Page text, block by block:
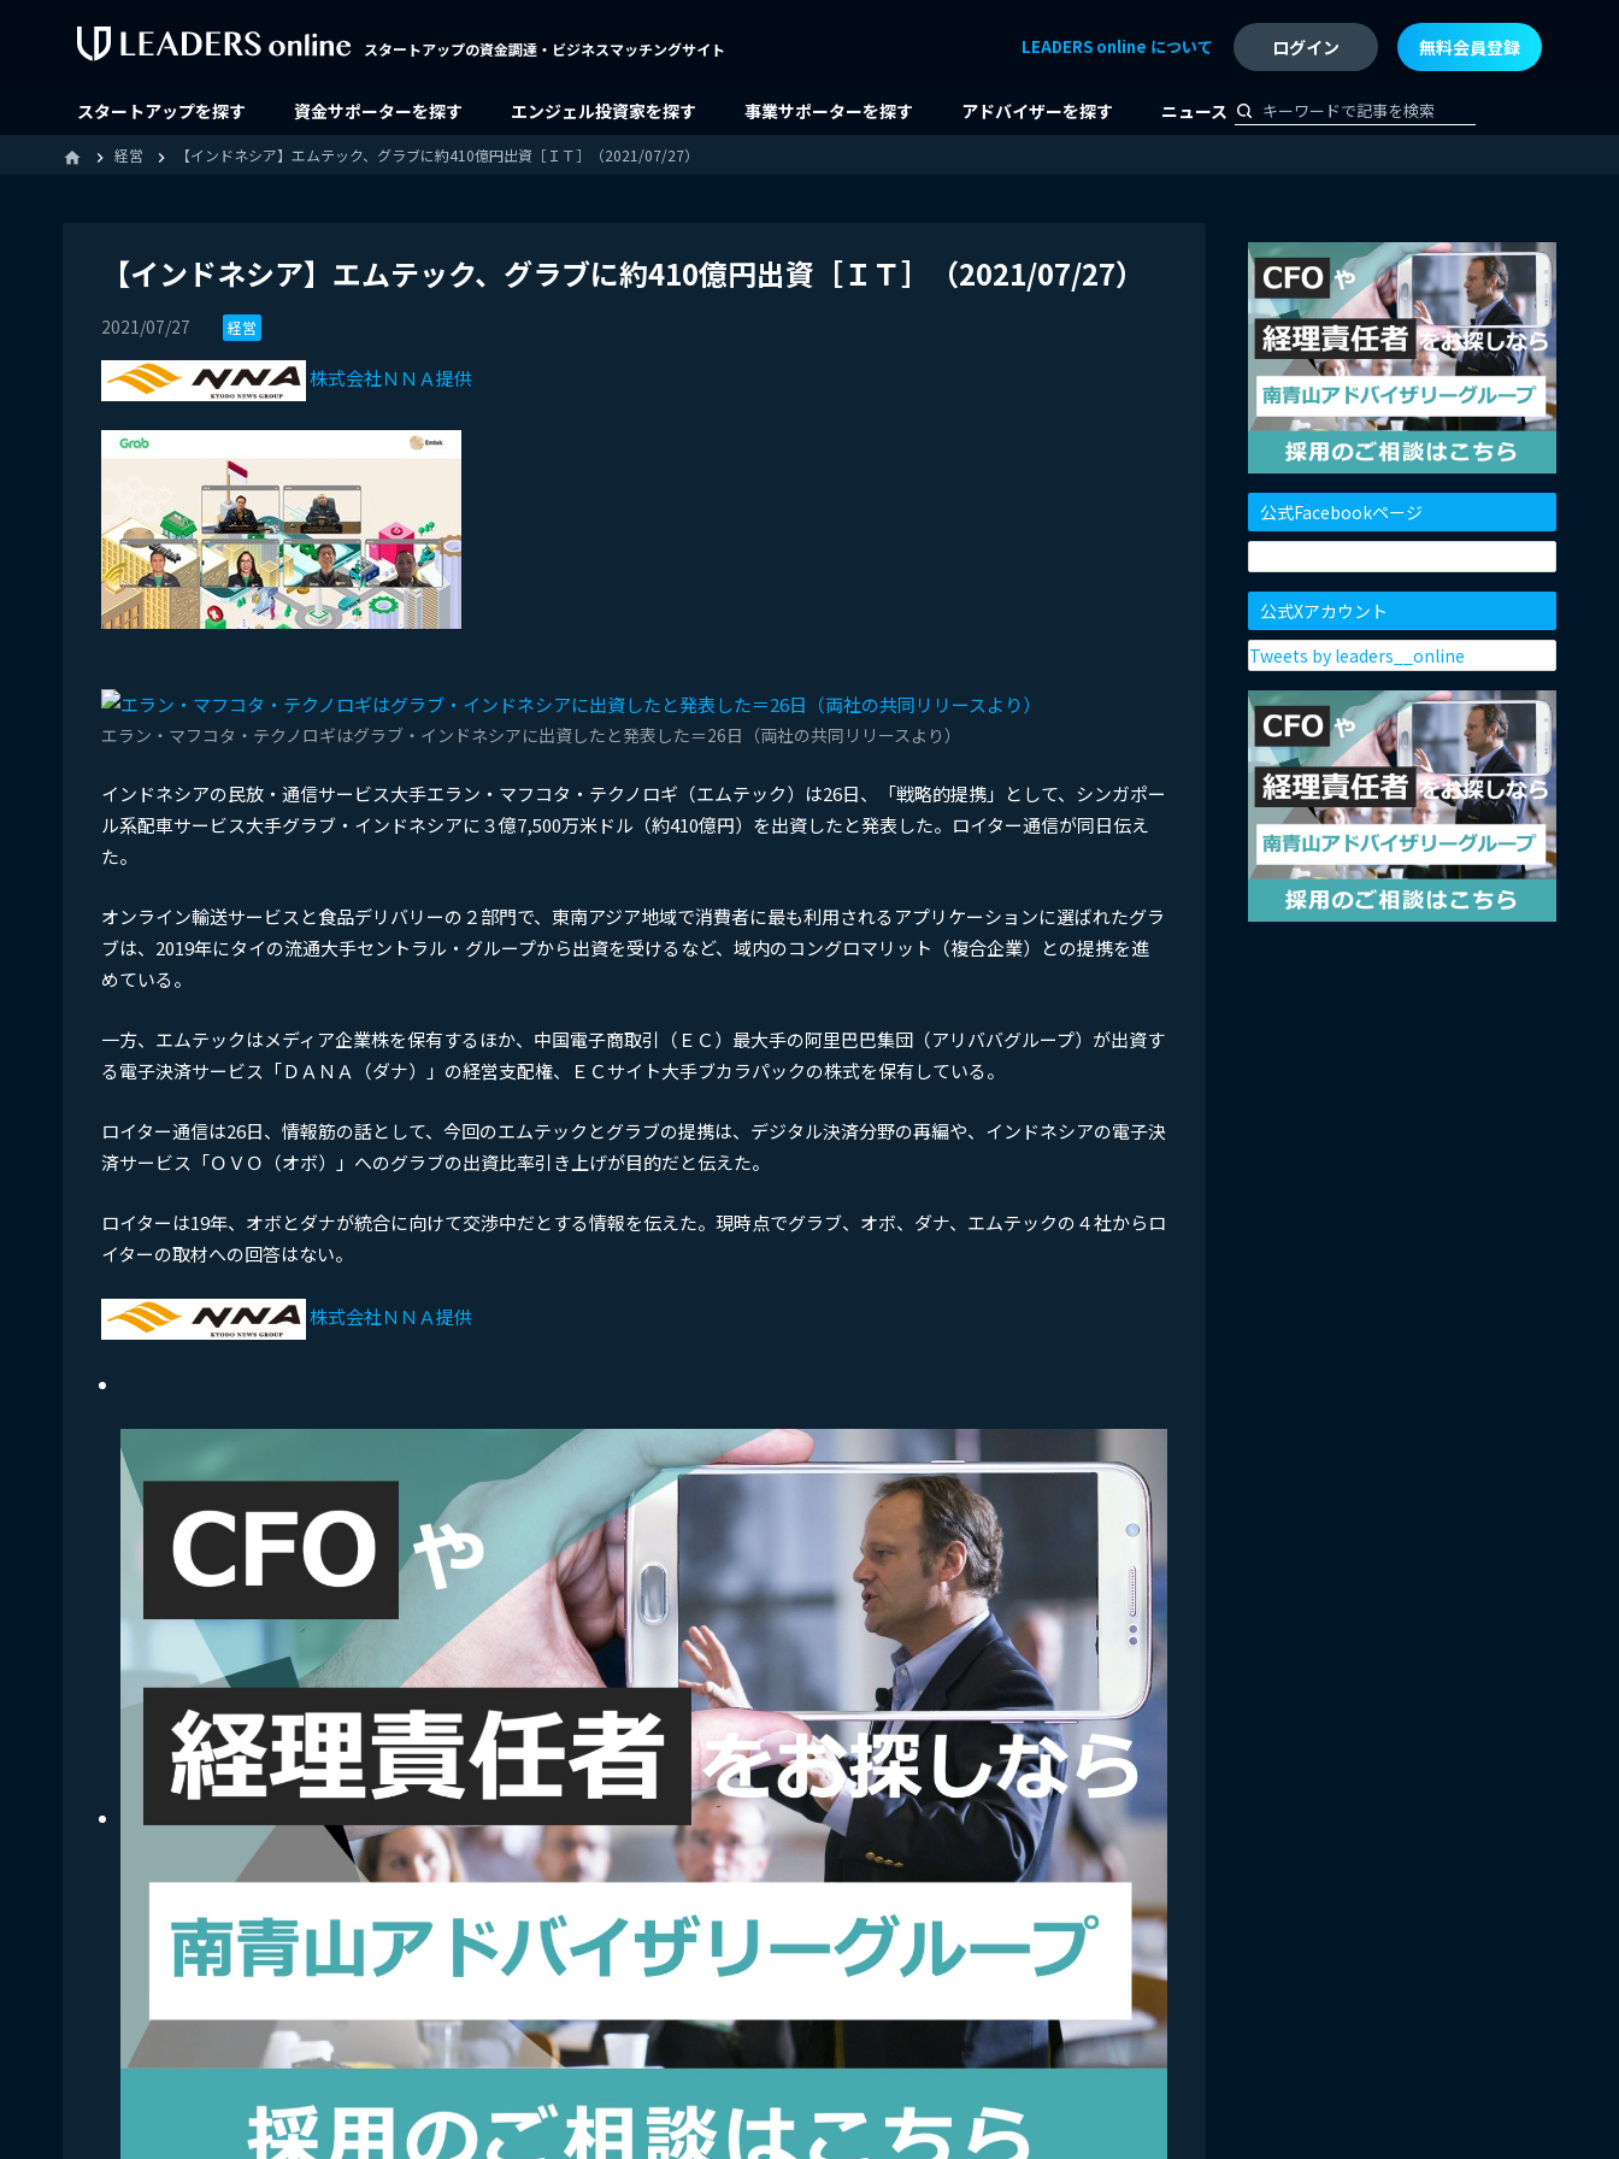
スタートアップの資金調達・ビジネスマッチングサイト ログイン 無料会員登録
スタートアップを探す 資金サポーターを探す エンジェル投資家を探す 事業サポーターを探す アドバイザーを探す ニュース
LEADERS online について
home 経営 【インドネシア】エムテック、グラブに約410億円出資［ＩＴ］（2021/07/27）
【インドネシア】エムテック、グラブに約410億円出資［ＩＴ］（2021/07/27）
2021/07/27 経営
株式会社ＮＮＡ提供
エラン・マフコタ・テクノロギはグラブ・インドネシアに出資したと発表した＝26日（両社の共同リリースより）
インドネシアの民放・通信サービス大手エラン・マフコタ・テクノロギ（エムテック）は26日、「戦略的提携」として、シンガポー
ル系配車サービス大手グラブ・インドネシアに３億7,500万米ドル（約410億円）を出資したと発表した。ロイター通信が同日伝え
た。
オンライン輸送サービスと食品デリバリーの２部門で、東南アジア地域で消費者に最も利用されるアプリケーションに選ばれたグラ
ブは、2019年にタイの流通大手セントラル・グループから出資を受けるなど、域内のコングロマリット（複合企業）との提携を進
めている。
一方、エムテックはメディア企業株を保有するほか、中国電子商取引（ＥＣ）最大手の阿里巴巴集団（アリババグループ）が出資す
る電子決済サービス「ＤＡＮＡ（ダナ）」の経営支配権、ＥＣサイト大手ブカラパックの株式を保有している。
ロイター通信は26日、情報筋の話として、今回のエムテックとグラブの提携は、デジタル決済分野の再編や、インドネシアの電子決
済サービス「ＯＶＯ（オボ）」へのグラブの出資比率引き上げが目的だと伝えた。
ロイターは19年、オボとダナが統合に向けて交渉中だとする情報を伝えた。現時点でグラブ、オボ、ダナ、エムテックの４社からロ
イターの取材への回答はない。
株式会社ＮＮＡ提供
公式Facebookページ
公式Xアカウント
Tweets by leaders__online